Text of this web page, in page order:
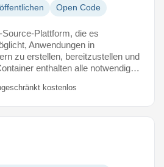
Open Code
Plattform, die es
Anwendungen in
zu erstellen, bereitzustellen und
enthalten alle notwendig…
kostenlos